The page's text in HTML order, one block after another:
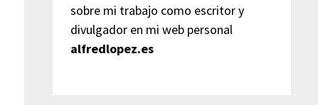
sobre mi trabajo como escritor y
divulgador en mi web personal
alfredlopez.es